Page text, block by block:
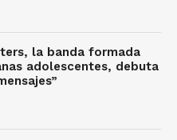
la banda formada
adolescentes, debuta